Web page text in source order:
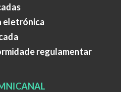
eletrónica
regulamentar